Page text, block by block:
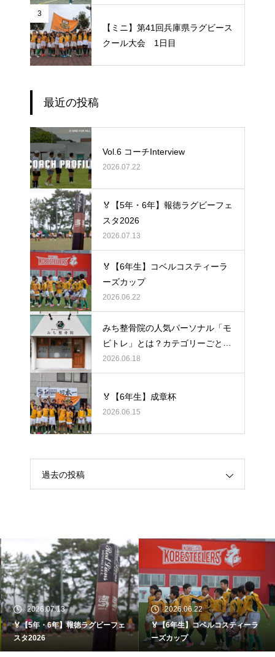
3
【ミニ】第41回兵庫県ラグビース
クール大会 1日目
最近の投稿
Vol.6 コーチInterview
2026.07.22
🏅【5年・6年】報徳ラグビーフェ
スタ2026
2026.07.13
🏅【6年生】コベルコスティーラ
ーズカップ
2026.06.22
みち整骨院の人気パーソナル「モ
ビトレ」とは？カテゴリーごとの
ラグビーの悩みをヒントに考え
る、身体のケア
2026.06.18
🏅【6年生】成章杯
2026.06.15
過去の投稿
2026.07.13
🏅【5年・6年】報徳ラグビーフェ
スタ2026
2026.06.22
🏅【6年生】コベルコスティーラ
ーズカップ